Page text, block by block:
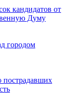
кандидатов от
Думу
городом
пострадавших